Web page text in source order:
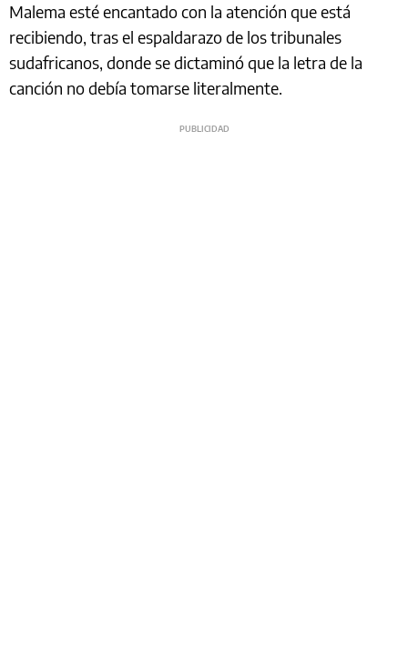
Malema esté encantado con la atención que está
recibiendo, tras el espaldarazo de los tribunales
sudafricanos, donde se dictaminó que la letra de la
canción no debía tomarse literalmente.